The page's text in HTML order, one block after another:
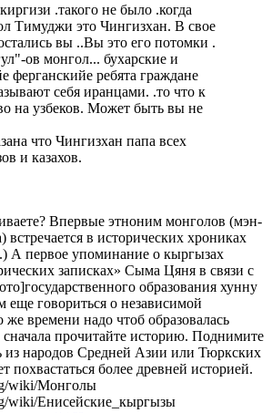
.такого не было .когда
Тимуджи это Чингизхан. В свое
вы ..Вы это его потомки .
ов монгол... бухарские и
ферганскийе ребята граждане
себя иранцами. .то что к
на узбеков. Может быть вы не
что Чингизхан папа всех
и казахов.
Впервые этноним монголов (мэн-
встречается в исторических хрониках
А первое упоминание о кыргызах
записках» Сыма Цяня в связи с
образования хунну
еще говориться о независимой
же времени надо чтоб образовалась
сначала прочитайте историю. Поднимите
из народов Средней Азии или Тюркских
похвастаться более древней историей.
wiki/Монголы
wiki/Енисейские_кыргызы